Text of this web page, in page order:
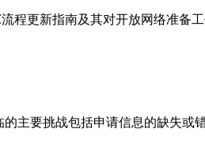
程更新指南及其对开放网络准备工
主要挑战包括申请信息的缺失或